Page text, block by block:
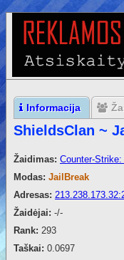
Informacija
ShieldsClan ~
Žaidimas: Counter-Strike:
Modas: JailBreak
Adresas:
Žaidėjai: -/-
Rank: 293
Taškai: 0.0697